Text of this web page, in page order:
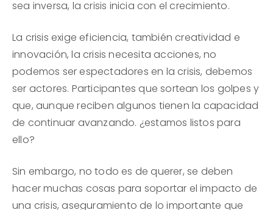
sea inversa, la crisis inicia con el crecimiento.
La crisis exige eficiencia, también creatividad e
innovación, la crisis necesita acciones, no
podemos ser espectadores en la crisis, debemos
ser actores. Participantes que sortean los golpes y
que, aunque reciben algunos tienen la capacidad
de continuar avanzando. ¿estamos listos para
ello?
Sin embargo, no todo es de querer, se deben
hacer muchas cosas para soportar el impacto de
una crisis, aseguramiento de lo importante que